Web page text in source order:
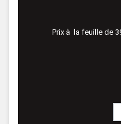
Prix à la feuille de